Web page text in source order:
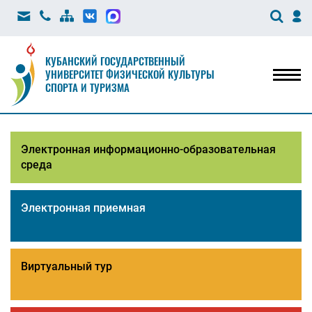
КУБАНСКИЙ ГОСУДАРСТВЕННЫЙ
УНИВЕРСИТЕТ ФИЗИЧЕСКОЙ КУЛЬТУРЫ
СПОРТА И ТУРИЗМА
Электронная информационно-образовательная
среда
Электронная приемная
Виртуальный тур